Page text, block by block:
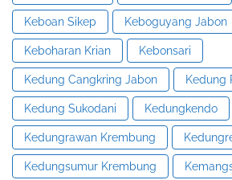
Keboan Sikep Keboguyang Jabon
Keboharan Krian Kebonsari
Kedung Cangkring Jabon Kedung
Kedung Sukodani Kedungkendo
Kedungrawan Krembung
Kedungsumur Krembung